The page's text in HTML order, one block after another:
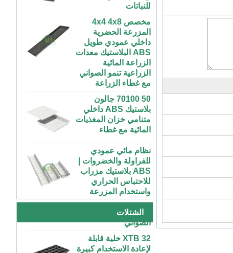
المزرعة الحضرية
داخلي عمودي طويل
ABS البلاستيك معدات
الزراعة المائية
الزراعية تنمو الصواني
مع غطاء الزراعة
50 70100 جالون
بلاستيك ABS داخلي
متنامي خزان المغذيات
المائية مع غطاء
للفراولة والخضروات |
ABS بلاستيك مزراب
للاحتباس الحراري
واستخدام المزرعة
طاولة زراعة بلاستيكية
4x4 4x6 4x8 للبيع
مخصص داخلي متزايد
الشتلات
72 خلية رخيصة
الطماطم القرنبيط
الاسكواش الباذنجان
الأسود PS الشتلات
البلاستيكية داخلي بدء
الصواني
لإعادة الاستخدام كبيرة
وعميقة من البلاستيك